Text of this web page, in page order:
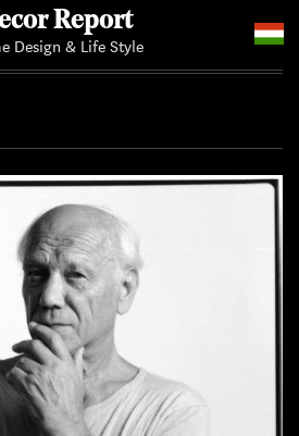
Report
Design & Life Style